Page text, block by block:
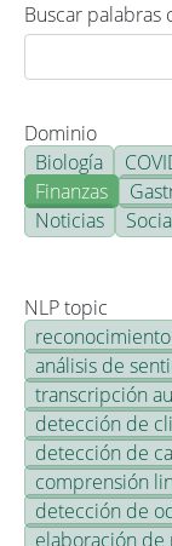
Buscar palabras
Dominio
Biología
Finanzas
Noticias
NLP topic
análisis de
transcripción
detección de
detección de
comprensión
detección de
elaboración de